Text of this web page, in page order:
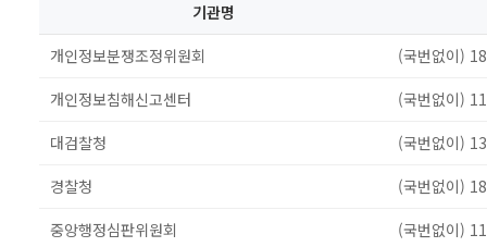
기관명
개인정보분쟁조정위원회
(국번없이)
개인정보침해신고센터
(국번없이)
대검찰청
(국번없이)
경찰청
(국번없이)
중앙행정심판위원회
(국번없이)